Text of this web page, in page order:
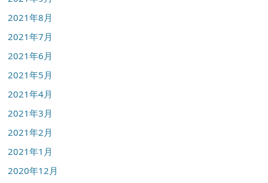
2021年8月
2021年7月
2021年6月
2021年5月
2021年4月
2021年3月
2021年2月
2021年1月
2020年12月